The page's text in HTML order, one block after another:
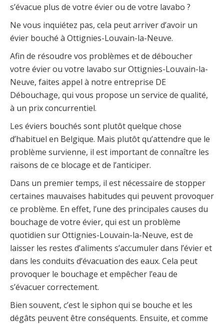
s’évacue plus de votre évier ou de votre lavabo ?
Ne vous inquiétez pas, cela peut arriver d’avoir un
évier bouché à Ottignies-Louvain-la-Neuve.
Afin de résoudre vos problèmes et de déboucher
votre évier ou votre lavabo sur Ottignies-Louvain-la-
Neuve, faites appel à notre entreprise DE
Débouchage, qui vous propose un service de qualité,
à un prix concurrentiel.
Les éviers bouchés sont plutôt quelque chose
d’habituel en Belgique. Mais plutôt qu’attendre que le
problème survienne, il est important de connaître les
raisons de ce blocage et de l’anticiper.
Dans un premier temps, il est nécessaire de stopper
certaines mauvaises habitudes qui peuvent provoquer
ce problème. En effet, l’une des principales causes du
bouchage de votre évier, qui est un problème
quotidien sur Ottignies-Louvain-la-Neuve, est de
laisser les restes d’aliments s’accumuler dans l’évier et
dans les conduits d’évacuation des eaux. Cela peut
provoquer le bouchage et empêcher l’eau de
s’évacuer correctement.
Bien souvent, c’est le siphon qui se bouche et les
dégâts peuvent être conséquents. Ensuite, et comme